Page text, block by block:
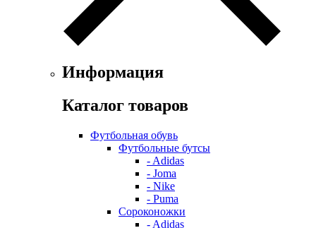
Информация
Каталог товаров
Футбольная обувь
Футбольные бутсы
- Adidas
- Joma
- Nike
- Puma
Сороконожки
- Adidas